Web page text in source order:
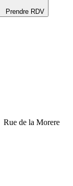
Prendre RDV
Rue de la Morere